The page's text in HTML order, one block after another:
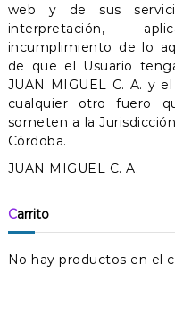
web y de sus
interpretación,
incumplimiento de lo
de que el Usuario
JUAN MIGUEL C. A. y
cualquier otro fuero
someten a la
Córdoba.
JUAN MIGUEL C. A.
Carrito
No hay productos en el